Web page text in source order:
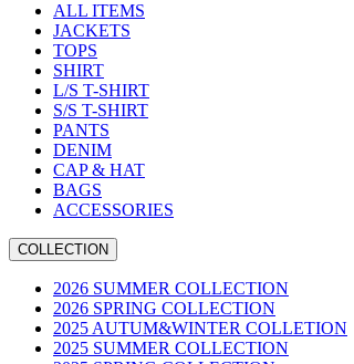
ALL ITEMS
JACKETS
TOPS
SHIRT
L/S T-SHIRT
S/S T-SHIRT
PANTS
DENIM
CAP & HAT
BAGS
ACCESSORIES
COLLECTION
2026 SUMMER COLLECTION
2026 SPRING COLLECTION
2025 AUTUM&WINTER COLLETION
2025 SUMMER COLLECTION